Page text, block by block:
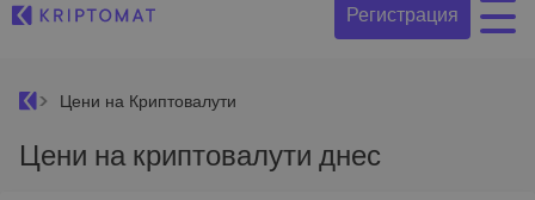
Регистрация
Цени на Криптовалути
Цени на криптовалути днес